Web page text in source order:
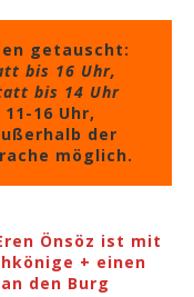
getauscht:
bis 16 Uhr,
bis 14 Uhr
16 Uhr,
der
möglich.
Önsöz ist mit
+ einen
den Burg